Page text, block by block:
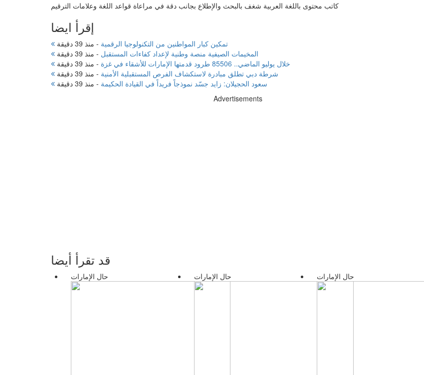
كاتب محتوى باللغة العربية شغف بالبحث والإطلاع بجانب دقة في مراعاة قواعد اللغة وعلامات الترقيم
إقرأ ايضا
تمكين كبار المواطنين من التكنولوجيا الرقمية - منذ 39 دقيقة
المخيمات الصيفية منصة وطنية لإعداد كفاءات المستقبل - منذ 39 دقيقة
خلال يوليو الماضي.. 85506 طرود قدمتها الإمارات للأشقاء في غزة
- منذ 39 دقيقة
شرطة دبي تطلق مبادرة لاستكشاف الفرص المستقبلية الأمنية - منذ 39 دقيقة
سعود الحجيلان: زايد جسّد نموذجاً فريداً في القيادة الحكيمة - منذ 39 دقيقة
Advertisements
قد تقرأ أيضا
حال الإمارات حال الإمارات حال الإمارات